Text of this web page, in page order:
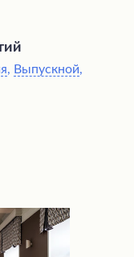
, Выпускной,